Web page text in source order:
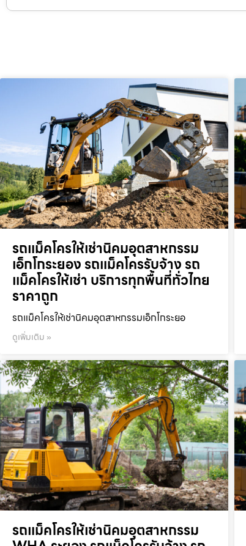
รถแม็คโครให้เช่านิคมอุตสาหกรรม
เอ็กโกระยอง รถแม็คโครรับจ้าง รถ
แม็คโครให้เช่า บริการทุกพื้นที่ทั่วไทย
ราคาถูก
รถแม็คโครให้เช่านิคมอุตสาหกรรมเอ็กโกระยอ
ดูเพิ่มเติม »
รถแม็คโครให้เช่านิคมอุตสาหกรรม